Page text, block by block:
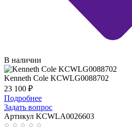
В наличии
Kenneth Cole KCWLG0088702
23 100 ₽
Подробнее
Задать вопрос
Артикул KCWLA0026603